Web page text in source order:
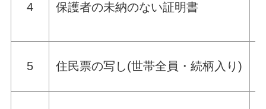
4 保護者の未納のない証明書
5 住民票の写し(世帯全員・続柄入り)